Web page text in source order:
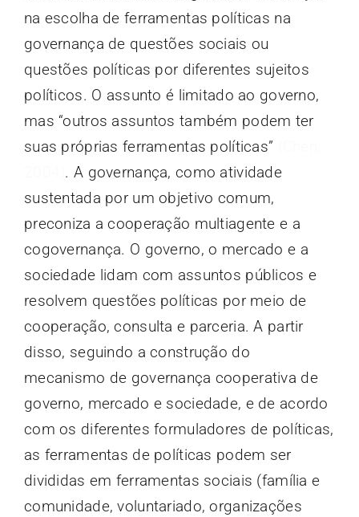
na escolha de ferramentas políticas na
governança de questões sociais ou
questões políticas por diferentes sujeitos
políticos. O assunto é limitado ao governo,
mas “outros assuntos também podem ter
suas próprias ferramentas políticas”
. A governança, como atividade
sustentada por um objetivo comum,
preconiza a cooperação multiagente e a
cogovernança. O governo, o mercado e a
sociedade lidam com assuntos públicos e
resolvem questões políticas por meio de
cooperação, consulta e parceria. A partir
disso, seguindo a construção do
mecanismo de governança cooperativa de
governo, mercado e sociedade, e de acordo
com os diferentes formuladores de políticas,
as ferramentas de políticas podem ser
divididas em ferramentas sociais (família e
comunidade, voluntariado, organizações